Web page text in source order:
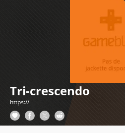
Tri-crescendo
https://